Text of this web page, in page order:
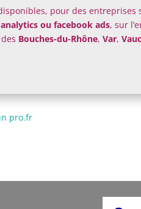
pour des entreprises
ou facebook ads, sur
Bouches-du-Rhône, Var,
pro.fr